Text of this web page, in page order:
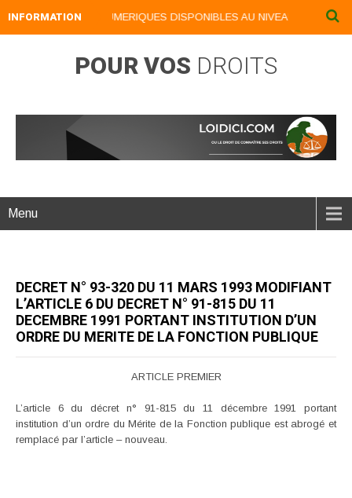
INFORMATION
NOS LIVRES NUMERIQUES DISPONIBLES AU NIVEAU DU MENU
POUR VOS DROITS
Menu
DECRET N° 93-320 DU 11 MARS 1993 MODIFIANT
L’ARTICLE 6 DU DECRET N° 91-815 DU 11
DECEMBRE 1991 PORTANT INSTITUTION D’UN
ORDRE DU MERITE DE LA FONCTION PUBLIQUE
ARTICLE PREMIER
L’article 6 du décret n° 91-815 du 11 décembre 1991 portant
institution d’un ordre du Mérite de la Fonction publique est abrogé et
remplacé par l’article – nouveau.